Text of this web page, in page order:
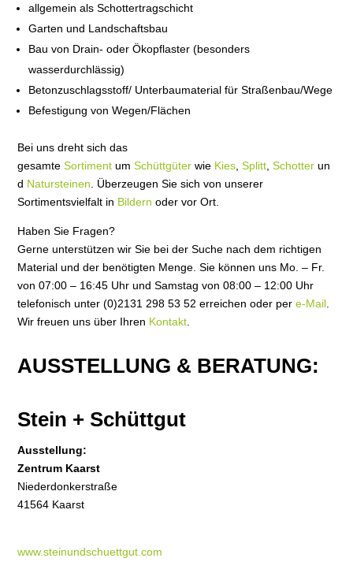
allgemein als Schottertragschicht
Garten und Landschaftsbau
Bau von Drain- oder Ökopflaster (besonders
wasserdurchlässig)
Betonzuschlagsstoff/ Unterbaumaterial für Straßenbau/Wege
Befestigung von Wegen/Flächen
Bei uns dreht sich das
gesamteSortiment umSchüttgüter wie Kies ,Splitt ,Schotter un
d Natursteinen . Überzeugen Sie sich von unserer
Sortimentsvielfalt in Bildern oder vor Ort.
Haben Sie Fragen?
Gerne unterstützen wir Sie bei der Suche nach dem richtigen
Material und der benötigten Menge. Sie können uns Mo. – Fr.
von 07:00 – 16:45 Uhr und Samstag von 08:00 – 12:00 Uhr
telefonisch unter (0)2131 298 53 52 erreichen oder pere-Mail
Wir freuen uns über Ihren Kontakt
AUSSTELLUNG & BERATUNG:
Stein + Schüttgut
Ausstellung:
Zentrum Kaarst
Niederdonkerstraße
41564 Kaarst
www.steinundschuettgut.com